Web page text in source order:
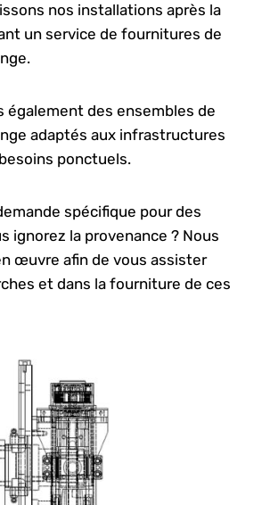
nos installations après la
un service de fournitures de
également des ensembles de
adaptés aux infrastructures
ponctuels.
spécifique pour des
ignorez la provenance ? Nous
œuvre afin de vous assister
et dans la fourniture de ces